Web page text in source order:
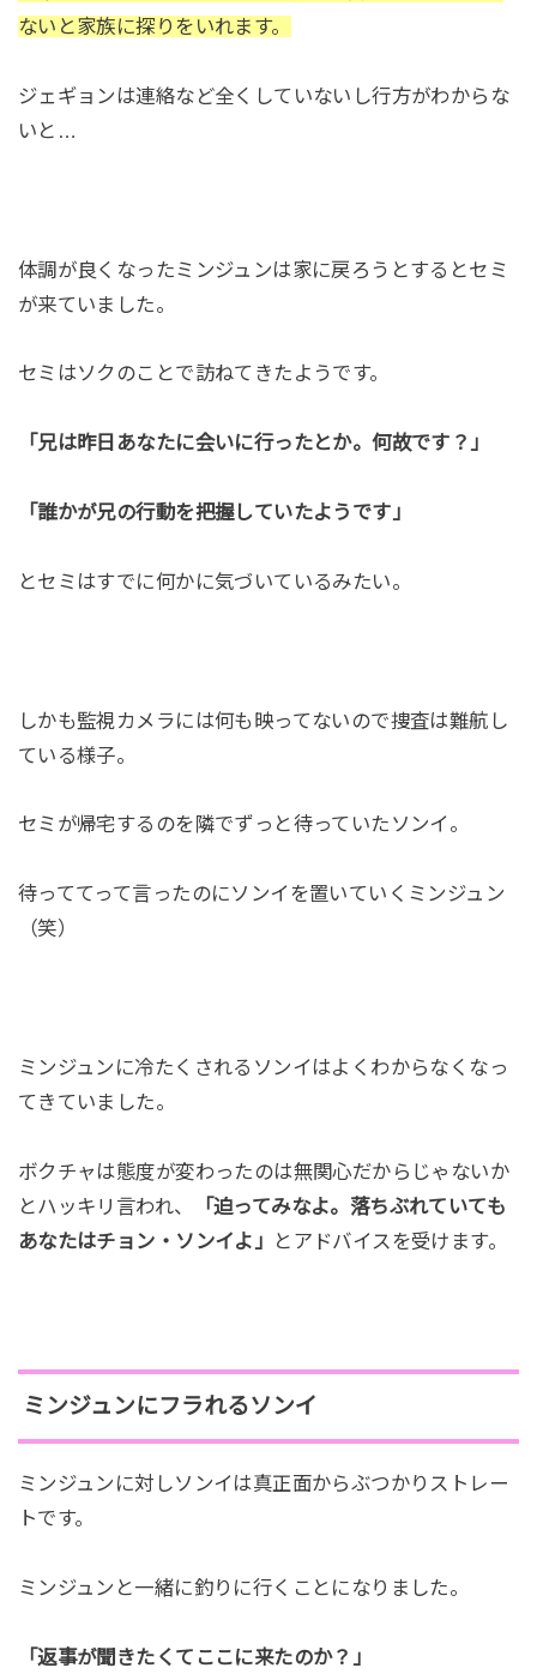
ないと家族に探りをいれます。
ジェギョンは連絡など全くしていないし行方がわからな
いと…
体調が良くなったミンジュンは家に戻ろうとするとセミ
が来ていました。
セミはソクのことで訪ねてきたようです。
「兄は昨日あなたに会いに行ったとか。何故です？」
「誰かが兄の行動を把握していたようです」
とセミはすでに何かに気づいているみたい。
しかも監視カメラには何も映ってないので捜査は難航し
ている様子。
セミが帰宅するのを隣でずっと待っていたソンイ。
待っててって言ったのにソンイを置いていくミンジュン
（笑）
ミンジュンに冷たくされるソンイはよくわからなくなっ
てきていました。
ボクチャは態度が変わったのは無関心だからじゃないか
とハッキリ言われ、
「迫ってみなよ。落ちぶれていても
あなたはチョン・ソンイよ」
とアドバイスを受けます。
ミンジュンにフラれるソンイ
ミンジュンに対しソンイは真正面からぶつかりストレー
トです。
ミンジュンと一緒に釣りに行くことになりました。
「返事が聞きたくてここに来たのか？」